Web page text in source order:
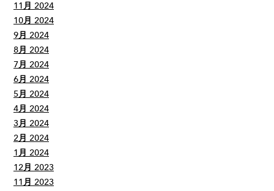
11月 2024
10月 2024
9月 2024
8月 2024
7月 2024
6月 2024
5月 2024
4月 2024
3月 2024
2月 2024
1月 2024
12月 2023
11月 2023